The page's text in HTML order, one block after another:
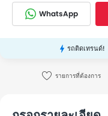
WhatsApp
รถติดเทรนด์!
รายการที่ต้องการ